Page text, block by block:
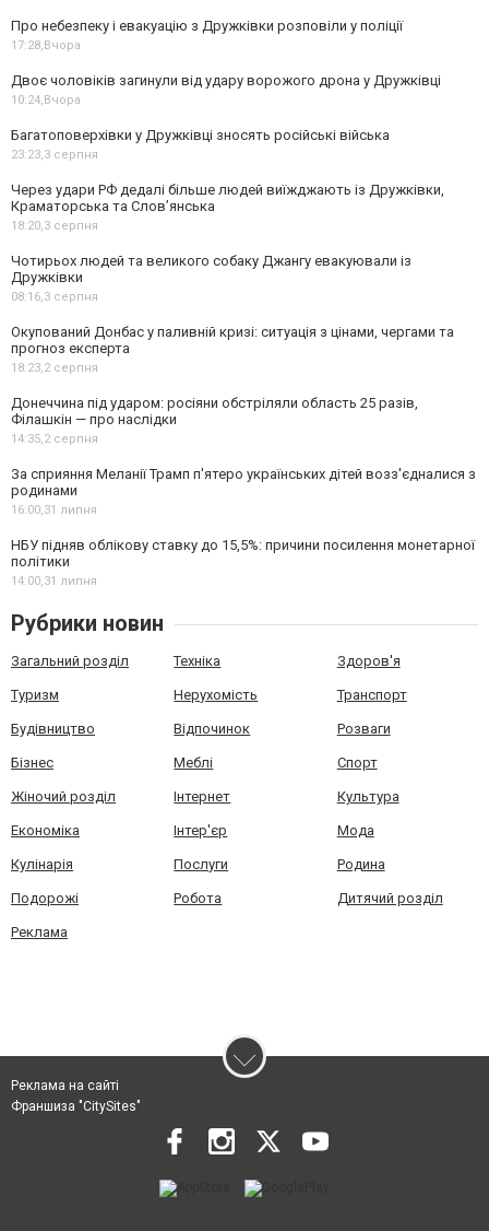
Про небезпеку і евакуацію з Дружківки розповіли у поліції
17:28, Вчора
Двоє чоловіків загинули від удару ворожого дрона у Дружківці
10:24, Вчора
Багатоповерхівки у Дружківці зносять російські війська
23:23,3 серпня
Через удари РФ дедалі більше людей виїжджають із Дружківки,
Краматорська та Слов’янська
18:20,3 серпня
Чотирьох людей та великого собаку Джангу евакуювали із
Дружківки
08:16,3 серпня
Окупований Донбас у паливній кризі: ситуація з цінами, чергами та
прогноз експерта
18:23,2 серпня
Донеччина під ударом: росіяни обстріляли область 25 разів,
Філашкін — про наслідки
14:35,2 серпня
За сприяння Меланії Трамп п'ятеро українських дітей возз'єдналися з
родинами
16:00,31 липня
НБУ підняв облікову ставку до 15,5%: причини посилення монетарної
політики
14:00,31 липня
Рубрики новин
Загальний розділ Техніка Здоров'я
Туризм Нерухомість Транспорт
Будівництво Відпочинок Розваги
Бізнес Меблі Спорт
Жіночий розділ Інтернет Культура
Економіка Інтер'єр Мода
Кулінарія Послуги Родина
Подорожі Робота Дитячий розділ
Реклама
Реклама на сайті
Франшиза "CitySites"